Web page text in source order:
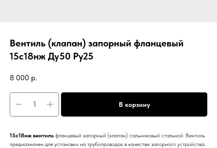
Вентиль (клапан) запорный фланцевый
15с18нж Ду50 Ру25
8 000 р.
В корзину
15с18нж вентиль фланцевый запорный (клапан) сальниковый стальной. Вентиль
предназначен для установки на трубопроводах в качестве запорного устройства.